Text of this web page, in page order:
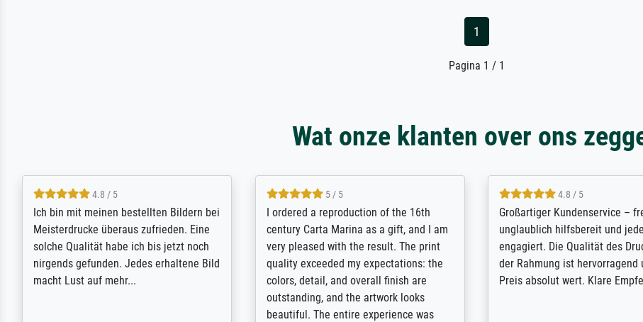
1
Pagina 1 / 1
Wat onze klanten over ons
5 / 5
Rundum positive Erfahrung. Die
Ausführung des Auftrags hat eine Weile
gedauert, die angekündigte Lieferzeit
wurde aber letztlich sogar etwas
unterschritten. Die Qualität des Papiers
5 / 5
The team at Meisterdrucke strives to
meet its clients demands, and provides
expert advice on how to obtain the best
results for the prints requested by the
client. The company has a vast
repertoire of prints to choose from, and
will provide excellent service also with
5 / 5
Outstanding quality and
support. - the quality of the
excellent and difficult to
from the real thing; it will be
for high-quality art prints from